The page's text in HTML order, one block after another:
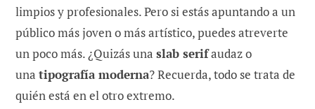
limpios y profesionales. Pero si estás apuntando a un
público más joven o más artístico, puedes atreverte
un poco más. ¿Quizás una slab serifaudaz o
una tipografía moderna? Recuerda, todo se trata de
quién está en el otro extremo.